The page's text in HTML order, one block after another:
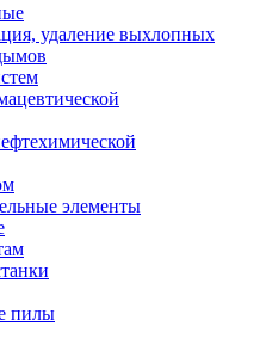
удаление выхлопных
элементы
пилы